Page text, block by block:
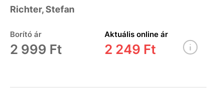
Richter, Stefan
Borító ár
2 999 Ft
Aktuális online ár
2 249 Ft